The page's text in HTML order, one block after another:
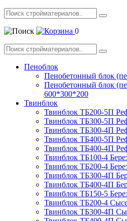
0
Пеноблок
Пенобетонный блок
Пенобетонный блок
600*300*200
Твинблок
Твинблок ТБ200-5П
Твинблок ТБ300-5П
Твинблок ТБ300-4П
Твинблок ТБ400-5П
Твинблок ТБ400-4П
Твинблок ТБ100-4
Твинблок ТБ200-4
Твинблок ТБ300-4П
Твинблок ТБ400-4П
Твинблок ТБ150-5
Твинблок ТБ200-4
Твинблок ТБ300-4П